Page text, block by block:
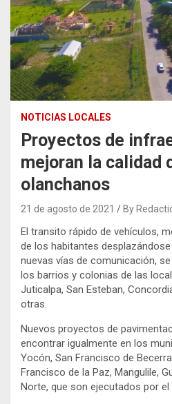
NOTICIAS LOCALES
Proyectos de
mejoran la calidad
olanchanos
21 de agosto de 2021 By
El transito rápido de vehículos,
de los habitantes
nuevas vías de comunicación,
los barrios y colonias de las
Juticalpa, San Esteban,
otras.
Nuevos proyectos de
encontrar igualmente en los
Yocón, San Francisco de
Francisco de la Paz, Mangulile,
Norte, que son ejecutados por el